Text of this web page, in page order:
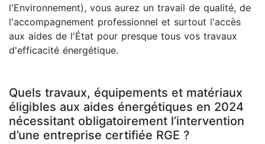
l'Environnement), vous aurez un travail de qualité, de
l'accompagnement professionnel et surtout l'accès
aux aides de l'État pour presque tous vos travaux
d'efficacité énergétique.
Quels travaux, équipements et matériaux
éligibles aux aides énergétiques en 2024
nécessitant obligatoirement l’intervention
d’une entreprise certifiée RGE ?